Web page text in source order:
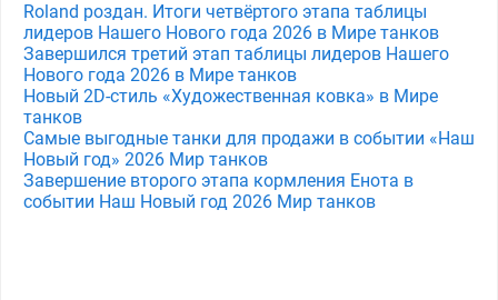
Roland роздан. Итоги четвёртого этапа таблицы
лидеров Нашего Нового года 2026 в Мире танков
Завершился третий этап таблицы лидеров Нашего
Нового года 2026 в Мире танков
Новый 2D-стиль «Художественная ковка» в Мире
танков
Самые выгодные танки для продажи в событии «Наш
Новый год» 2026 Мир танков
Завершение второго этапа кормления Енота в
событии Наш Новый год 2026 Мир танков